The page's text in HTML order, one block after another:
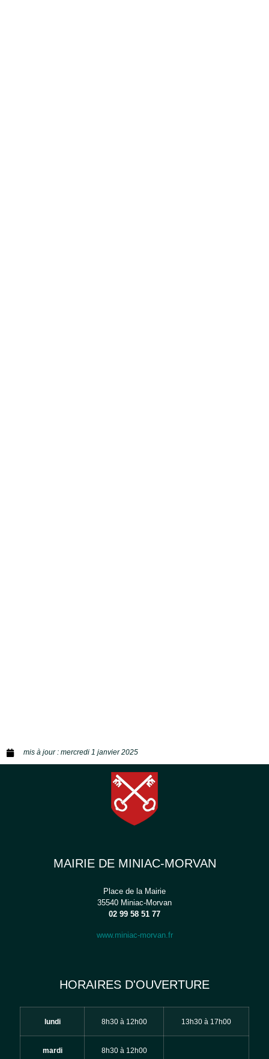
mis à jour : mercredi 1 janvier 2025
MAIRIE DE MINIAC-MORVAN
Place de la Mairie
35540 Miniac-Morvan
02 99 58 51 77
www.miniac-morvan.fr
HORAIRES D'OUVERTURE
lundi 8h30 à 12h00 13h30 à 17h00
mardi 8h30 à 12h00